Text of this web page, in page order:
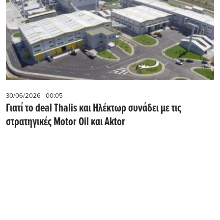
30/06/2026 - 00:05
Γιατί το deal Thalis και Ηλέκτωρ συνάδει με τις
στρατηγικές Motor Oil και Aktor